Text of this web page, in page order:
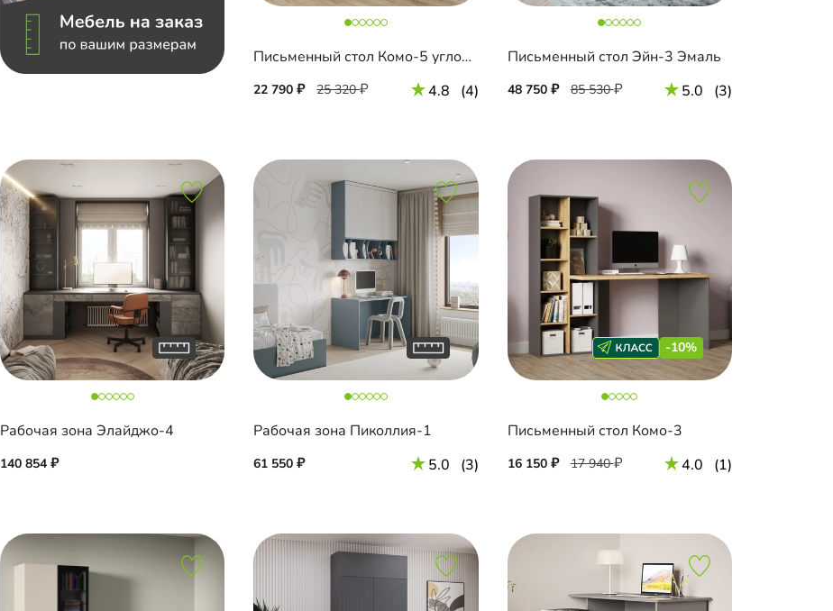
Письменный стол Комо-5 угловой
22 790 25 320 4.8 (4)
Письменный стол Эйн-3 Эмаль
48 750 85 530 5.0 (3)
Рабочая зона Элайджо-4
140 854
Рабочая зона Пиколлия-1
61 550 5.0 (3)
-10%
Письменный стол Комо-3
16 150 17 940 4.0 (1)